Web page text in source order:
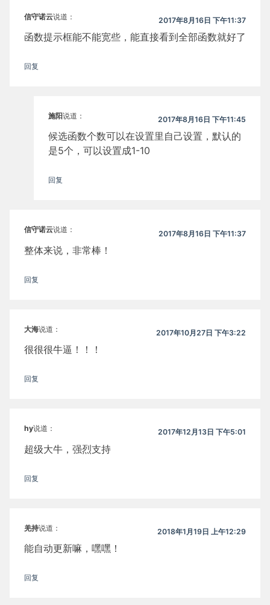
信守诺云说道： 2017年8月16日 下午11:37
函数提示框能不能宽些，能直接看到全部函数就好了
回复
施阳说道： 2017年8月16日 下午11:45
候选函数个数可以在设置里自己设置，默认的
是5个，可以设置成1-10
回复
信守诺云说道： 2017年8月16日 下午11:37
整体来说，非常棒！
回复
大海说道： 2017年10月27日 下午3:22
很很很牛逼！！！
回复
hy说道： 2017年12月13日 下午5:01
超级大牛，强烈支持
回复
羌持说道： 2018年1月19日 上午12:29
能自动更新嘛，嘿嘿！
回复